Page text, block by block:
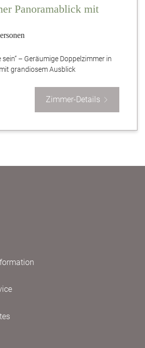
Panoramablick mit
sein“ – Geräumige Doppelzimmer in
grandiosem Ausblick
Zimmer-Details